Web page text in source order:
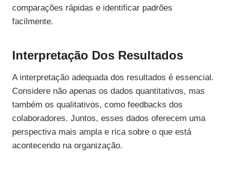
comparações rápidas e identificar padrões
facilmente.
Interpretação Dos Resultados
A interpretação adequada dos resultados é essencial.
Considere não apenas os dados quantitativos, mas
também os qualitativos, como feedbacks dos
colaboradores. Juntos, esses dados oferecem uma
perspectiva mais ampla e rica sobre o que está
acontecendo na organização.